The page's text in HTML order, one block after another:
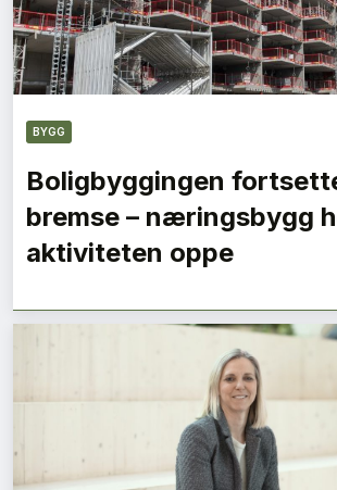
BYGG
Boligbyggingen
bremse – næringsbygg
aktiviteten oppe